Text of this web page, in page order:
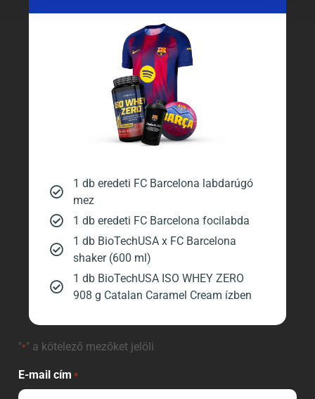
1 db eredeti FC Barcelona labdarúgó
mez ​
1 db eredeti FC Barcelona focilabda​
1 db BioTechUSA x FC Barcelona
shaker (600 ml)​
1 db BioTechUSA ISO WHEY ZERO
908 g Catalan Caramel Cream ízben
"*" a kötelező mezőket jelöli
E-mail cím *